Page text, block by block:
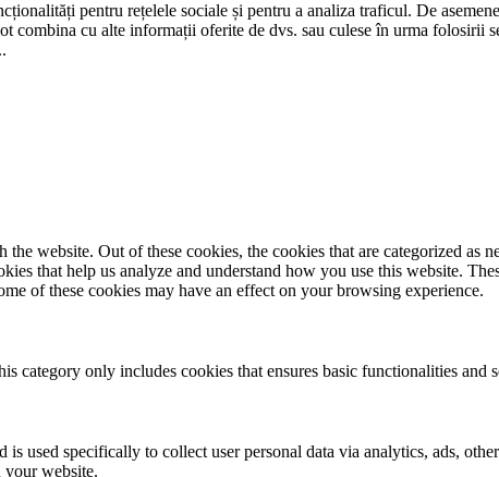
pentru rețelele sociale și pentru a analiza traficul. De
cu alte informații oferite de dvs. sau culese în urma folosirii
website. Out of these cookies, the cookies that are categorized as
that help us analyze and understand how you use this website.
of these cookies may have an effect on your browsing experience.
category only includes cookies that ensures basic functionalities and
used specifically to collect user personal data via analytics, ads,
your website.